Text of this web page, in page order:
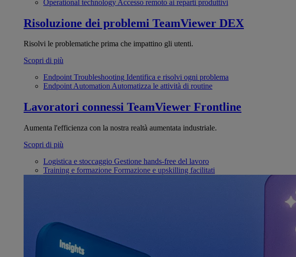
Operational technology Accesso remoto ai reparti produttivi
Risoluzione dei problemi TeamViewer DEX
Risolvi le problematiche prima che impattino gli utenti.
Scopri di più
Endpoint Troubleshooting Identifica e risolvi ogni problema
Endpoint AutomationAutomatizza le attività di routine
Lavoratori connessi TeamViewer Frontline
Aumenta l'efficienza con la nostra realtà aumentata industriale.
Scopri di più
Logistica e stoccaggio Gestione hands-free del lavoro
Training e formazione Formazione e upskilling facilitati